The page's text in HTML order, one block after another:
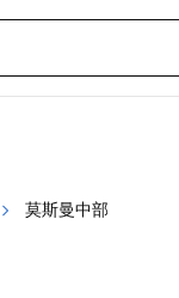
莫斯曼中部